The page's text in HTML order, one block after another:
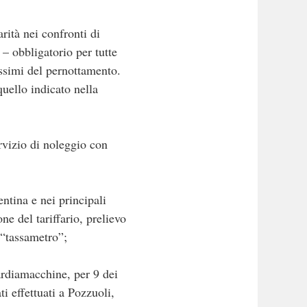
nei confronti di
obbligatorio per tutte
del pernottamento.
indicato nella
di noleggio con
e nei principali
del tariffario, prelievo
per 9 dei
effettuati a Pozzuoli,